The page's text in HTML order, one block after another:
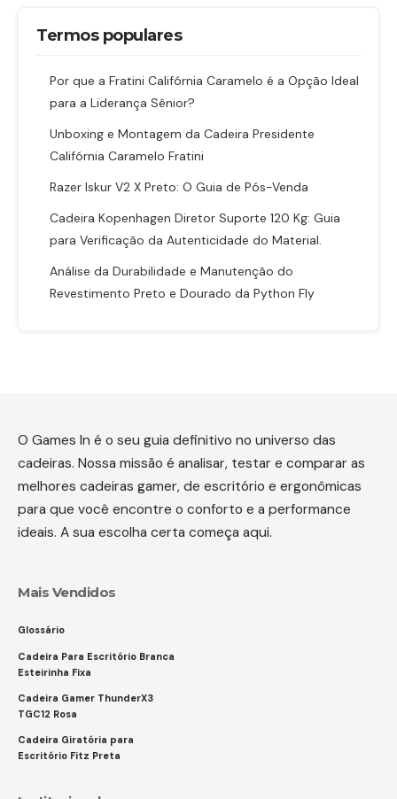
Termos populares
Por que a Fratini Califórnia Caramelo é a Opção Ideal
para a Liderança Sênior?
Unboxing e Montagem da Cadeira Presidente
Califórnia Caramelo Fratini
Razer Iskur V2 X Preto: O Guia de Pós-Venda
Cadeira Kopenhagen Diretor Suporte 120 Kg: Guia
para Verificação da Autenticidade do Material.
Análise da Durabilidade e Manutenção do
Revestimento Preto e Dourado da Python Fly
O Games In é o seu guia definitivo no universo das
cadeiras. Nossa missão é analisar, testar e comparar as
melhores cadeiras gamer, de escritório e ergonômicas
para que você encontre o conforto e a performance
ideais. A sua escolha certa começa aqui.
Mais Vendidos
Glossário
Cadeira Para Escritório Branca
Esteirinha Fixa
Cadeira Gamer ThunderX3
TGC12 Rosa
Cadeira Giratória para
Escritório Fitz Preta